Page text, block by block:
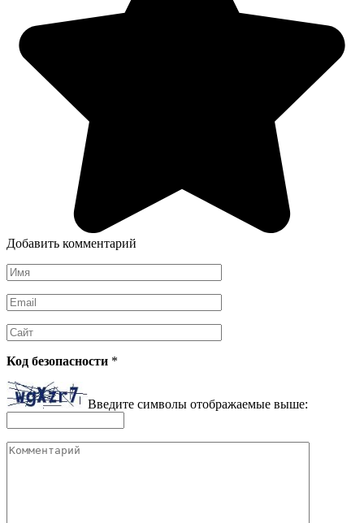
Добавить комментарий
Имя
*
Email
*
Сайт
Код безопасности *
Введите символы отображаемые выше:
Комментарий